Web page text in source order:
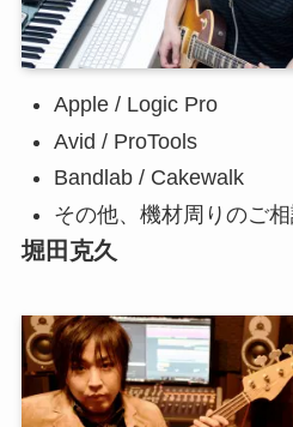
Apple / Logic Pro
Avid / ProTools
Bandlab / Cakewalk
その他、機材周りのご
堀田克久